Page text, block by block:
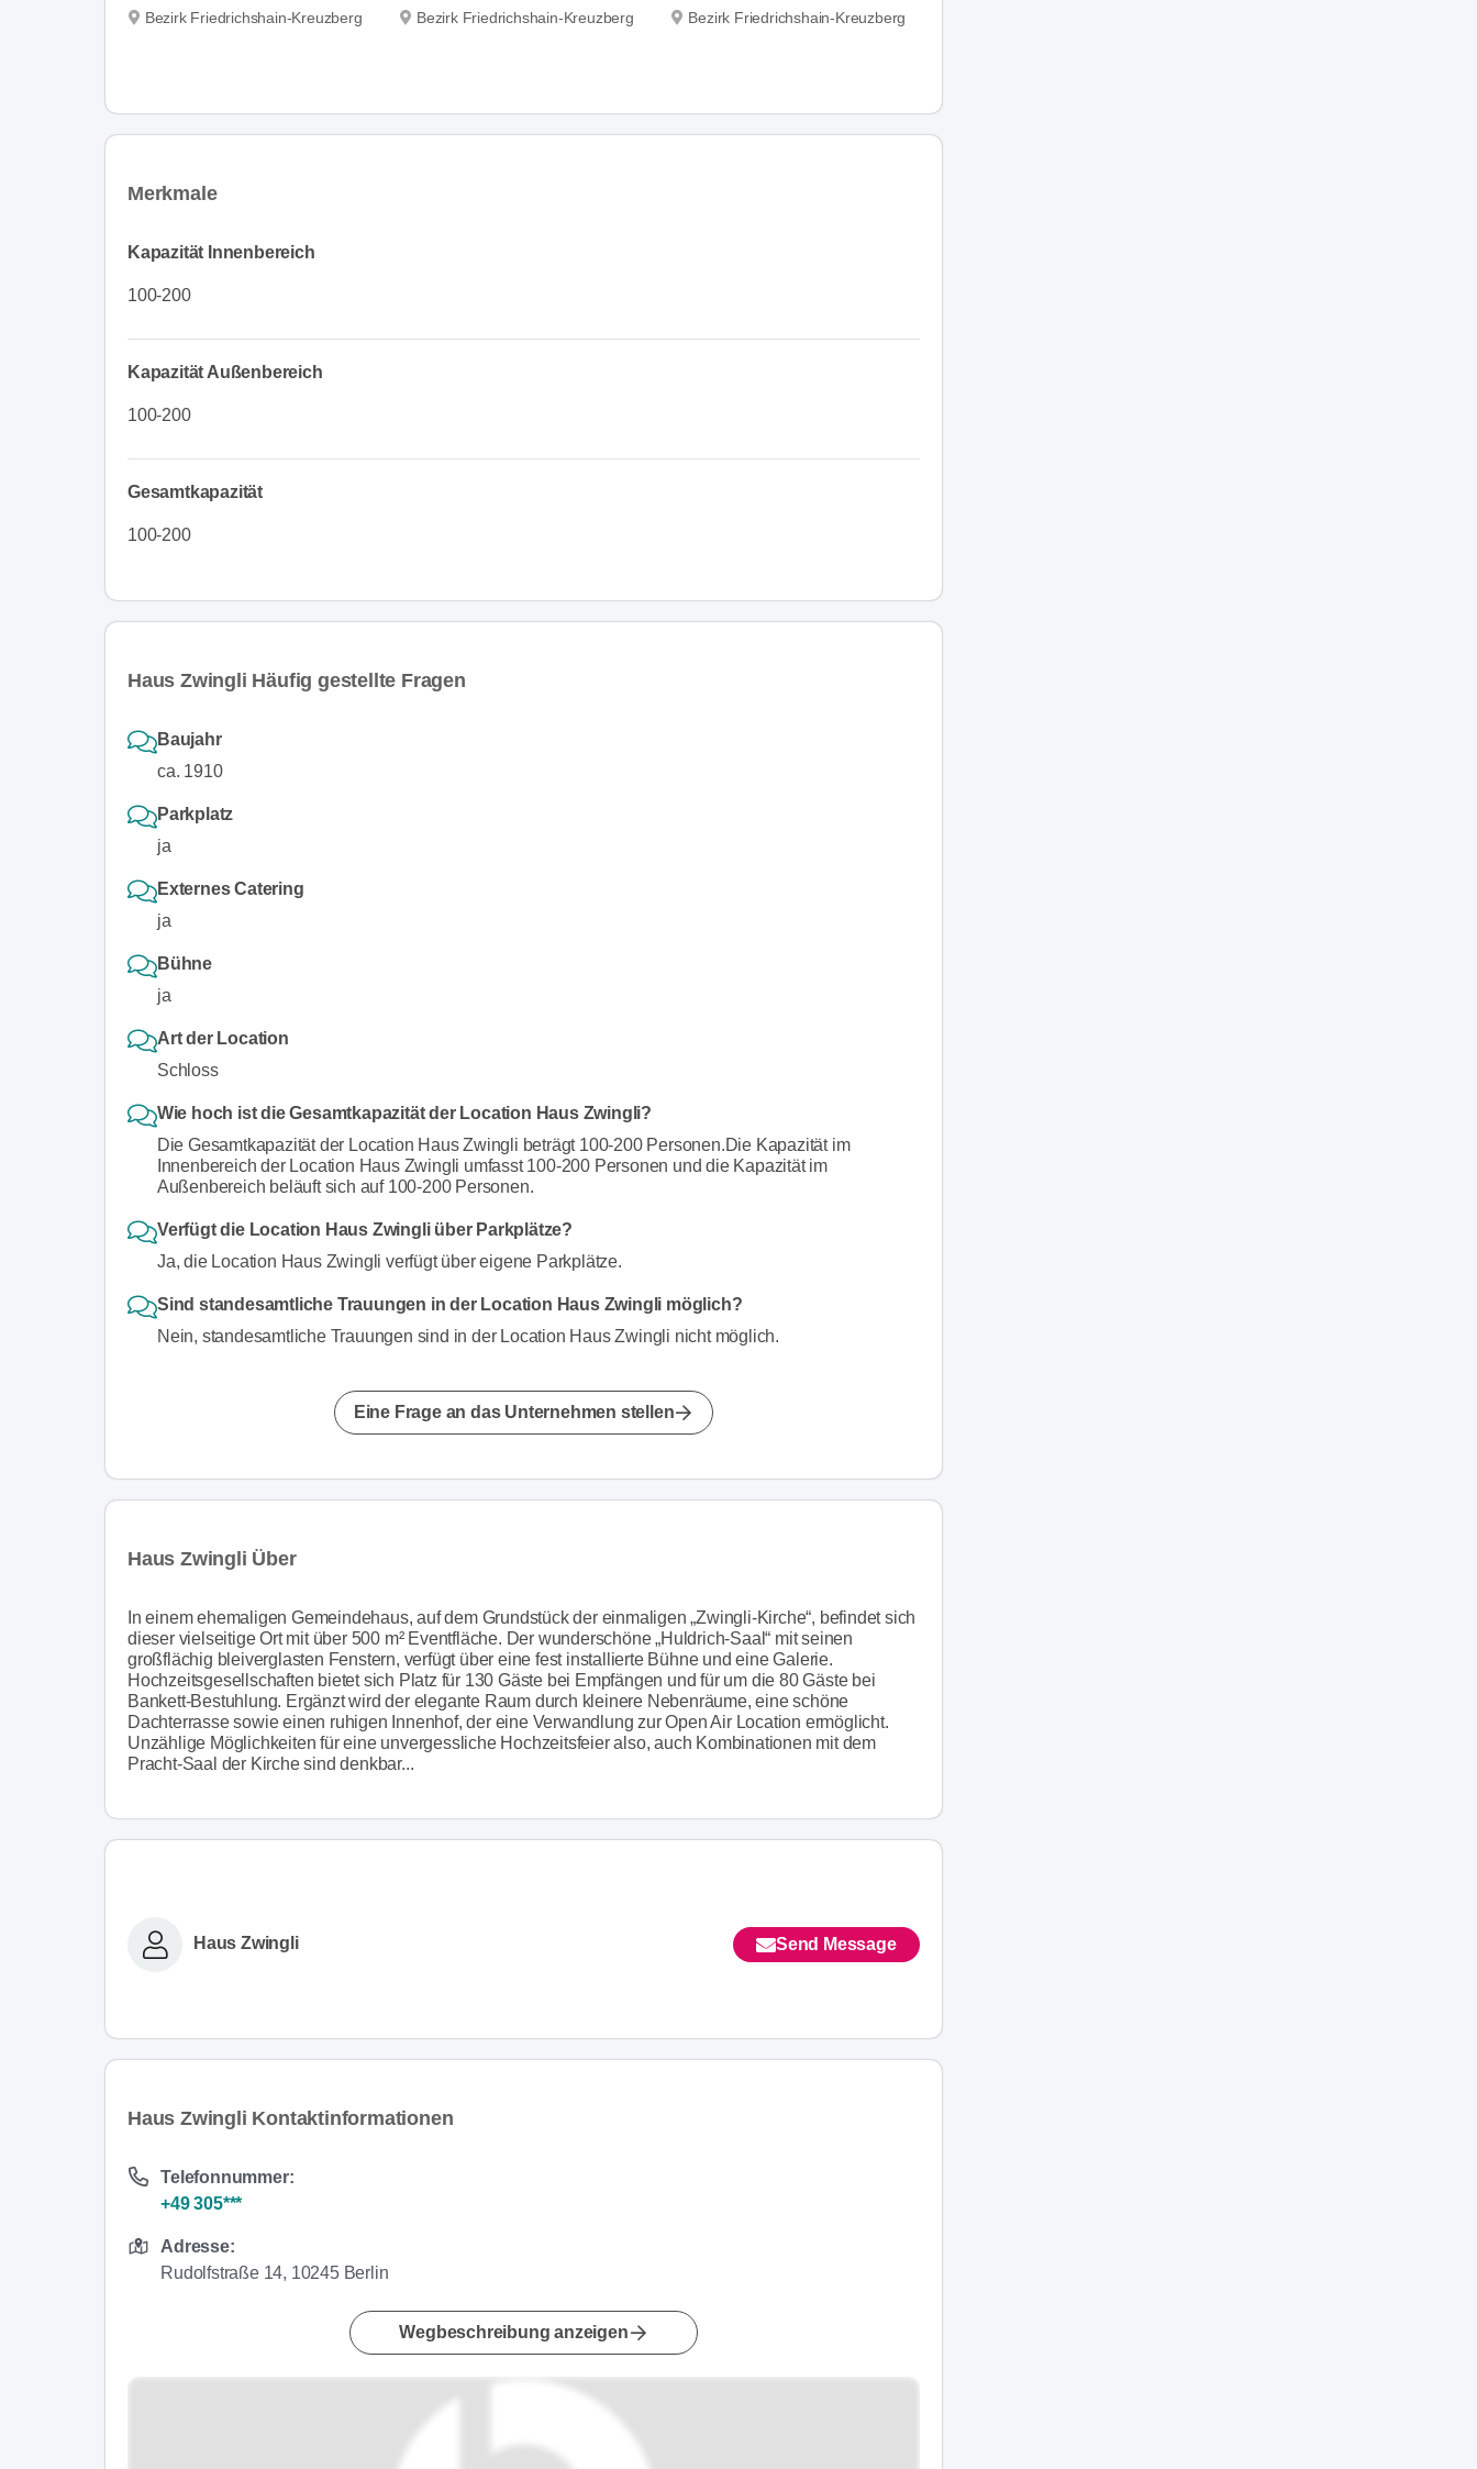
Bezirk Friedrichshain-Kreuzberg Bezirk Friedrichshain-Kreuzberg Bezirk Friedrichshain-Kreuzberg
Merkmale
Kapazität Innenbereich
100-200
Kapazität Außenbereich
100-200
Gesamtkapazität
100-200
Haus Zwingli Häufig gestellte Fragen
Baujahr
ca. 1910
Parkplatz
ja
Externes Catering
ja
Bühne
ja
Art der Location
Schloss
Wie hoch ist die Gesamtkapazität der Location Haus Zwingli?
Die Gesamtkapazität der Location Haus Zwingli beträgt 100-200 Personen.Die Kapazität im
Innenbereich der Location Haus Zwingli umfasst 100-200 Personen und die Kapazität im
Außenbereich beläuft sich auf 100-200 Personen.
Verfügt die Location Haus Zwingli über Parkplätze?
Ja, die Location Haus Zwingli verfügt über eigene Parkplätze.
Sind standesamtliche Trauungen in der Location Haus Zwingli möglich?
Nein, standesamtliche Trauungen sind in der Location Haus Zwingli nicht möglich.
Eine Frage an das Unternehmen stellen
Haus Zwingli Über
In einem ehemaligen Gemeindehaus, auf dem Grundstück der einmaligen „Zwingli-Kirche“, befindet sich
dieser vielseitige Ort mit über 500 m² Eventfläche. Der wunderschöne „Huldrich-Saal“ mit seinen
großflächig bleiverglasten Fenstern, verfügt über eine fest installierte Bühne und eine Galerie.
Hochzeitsgesellschaften bietet sich Platz für 130 Gäste bei Empfängen und für um die 80 Gäste bei
Bankett-Bestuhlung. Ergänzt wird der elegante Raum durch kleinere Nebenräume, eine schöne
Dachterrasse sowie einen ruhigen Innenhof, der eine Verwandlung zur Open Air Location ermöglicht.
Unzählige Möglichkeiten für eine unvergessliche Hochzeitsfeier also, auch Kombinationen mit dem
Pracht-Saal der Kirche sind denkbar...
Haus Zwingli Send Message
Haus Zwingli Kontaktinformationen
Telefonnummer:
+49 305***
Adresse:
Rudolfstraße 14, 10245 Berlin
Wegbeschreibung anzeigen